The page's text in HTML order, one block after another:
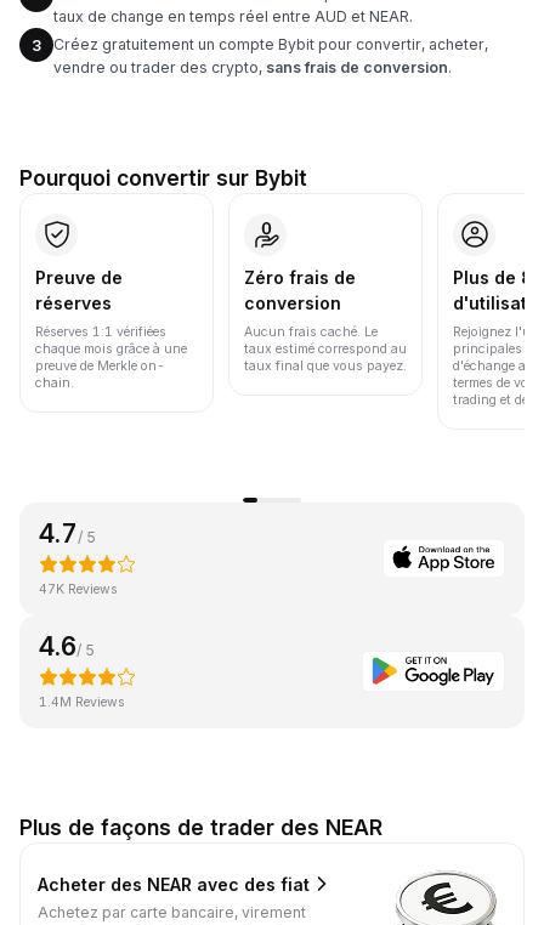
taux de change en temps réel entre AUD et NEAR.
3
Créez gratuitement un compte Bybit pour convertir, acheter,
vendre ou trader des crypto, sans frais de conversion.
Pourquoi convertir sur Bybit
Preuve de
réserves
Réserves 1:1 vérifiées
chaque mois grâce à une
preuve de Merkle on-
chain.
Zéro frais de
conversion
Aucun frais caché. Le
taux estimé correspond au
taux final que vous payez.
Plus de
Rejoignez
principales
d'échange au
termes de
trading et de
4.7 / 5
47K Reviews
4.6/ 5
1.4M Reviews
Plus de façons de trader des NEAR
Acheter des NEAR avec des fiat
Achetez par carte bancaire, virement